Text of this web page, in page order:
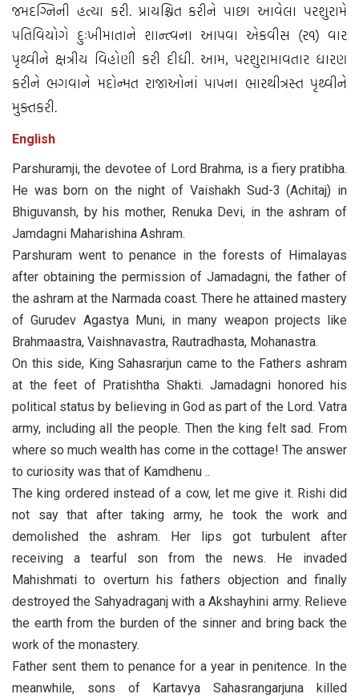
જમદગ્નિની હત્યા કરી. પ્રાયશ્ચિત કરીને પાછા આવેલા પરશુરામે
પતિવિયોગે દુઃખીમાતાને શાન્ત્વના આપવા એકવીસ (ર૧) વાર
પૃથ્વીને ક્ષત્રીય વિહોણી કરી દીધી. આમ, પરશુરામાવતાર ધારણ
કરીને ભગવાને મદોન્મત રાજાઓનાં પાપના ભારથીત્રસ્ત પૃથ્વીને
મુક્તકરી.
English
Parshuramji, the devotee of Lord Brahma, is a fiery pratibha.
He was born on the night of Vaishakh Sud-3 (Achitaj) in
Bhiguvansh, by his mother, Renuka Devi, in the ashram of
Jamdagni Maharishina Ashram.
Parshuram went to penance in the forests of Himalayas
after obtaining the permission of Jamadagni, the father of
the ashram at the Narmada coast. There he attained mastery
of Gurudev Agastya Muni, in many weapon projects like
Brahmaastra, Vaishnavastra, Rautradhasta, Mohanastra.
On this side, King Sahasrarjun came to the Fathers ashram
at the feet of Pratishtha Shakti. Jamadagni honored his
political status by believing in God as part of the Lord. Vatra
army, including all the people. Then the king felt sad. From
where so much wealth has come in the cottage! The answer
to curiosity was that of Kamdhenu ..
The king ordered instead of a cow, let me give it. Rishi did
not say that after taking army, he took the work and
demolished the ashram. Her lips got turbulent after
receiving a tearful son from the news. He invaded
Mahishmati to overturn his fathers objection and finally
destroyed the Sahyadraganj with a Akshayhini army. Relieve
the earth from the burden of the sinner and bring back the
work of the monastery.
Father sent them to penance for a year in penitence. In the
meanwhile, sons of Kartavya Sahasrangarjuna killed